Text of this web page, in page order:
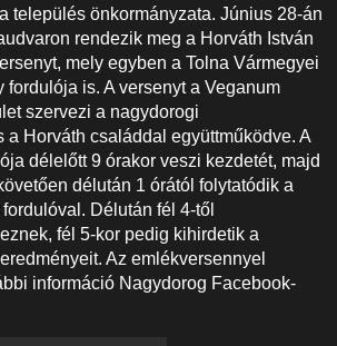
település önkormányzata. Június 28-án
rendezik meg a Horváth István
mely egyben a Tolna Vármegyei
fordulója is. A versenyt a Veganum
szervezi a nagydorogi
a Horváth családdal együttműködve. A
délelőtt 9 órakor veszi kezdetét, majd
délután 1 órától folytatódik a
Délután fél 4-től
fél 5-kor pedig kihirdetik a
Az emlékversennyel
információ Nagydorog Facebook-